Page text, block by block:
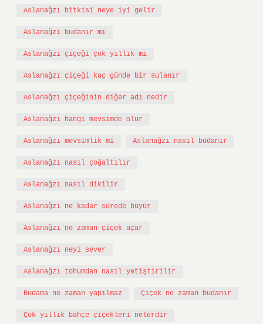
Aslanağzı bitkisi neye iyi gelir
Aslanağzı budanır mı
Aslanağzı çiçeği çok yıllık mı
Aslanağzı çiçeği kaç günde bir sulanır
Aslanağzı çiçeğinin diğer adı nedir
Aslanağzı hangi mevsimde olur
Aslanağzı mevsimlik mi Aslanağzı nasıl budanır
Aslanağzı nasıl çoğaltılır
Aslanağzı nasıl dikilir
Aslanağzı ne kadar sürede büyür
Aslanağzı ne zaman çiçek açar
Aslanağzı neyi sever
Aslanağzı tohumdan nasıl yetiştirilir
Budama ne zaman yapılmaz Çiçek ne zaman budanır
Çok yıllık bahçe çiçekleri nelerdir